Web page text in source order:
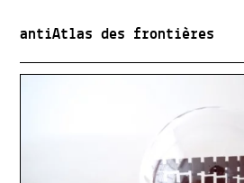
antiAtlas des frontières